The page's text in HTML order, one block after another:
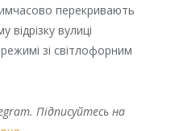
перекривають
вулиці
зі світлофорним
Підписуйтесь на